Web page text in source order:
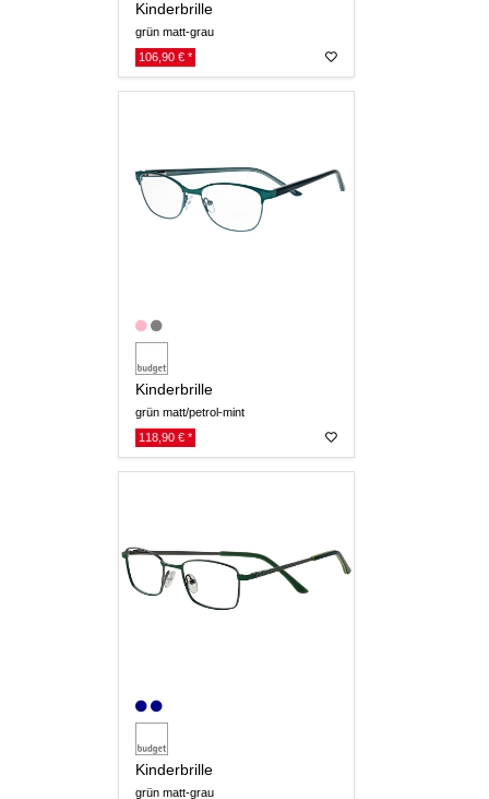
Kinderbrille
grün matt-grau
106,90 € *
Kinderbrille
grün matt/petrol-mint
118,90 € *
Kinderbrille
grün matt-grau